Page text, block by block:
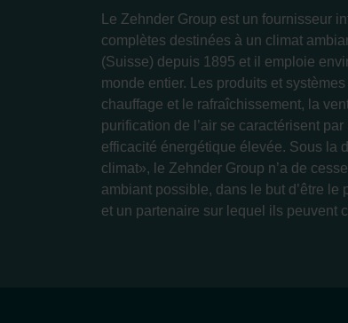
Le Zehnder Group est un fournisseur
complètes destinées à un climat
(Suisse) depuis 1895 et il emploie
monde entier. Les produits et
chauffage et le rafraîchissement, la
purification de l’air se caractérisent
efficacité énergétique élevée. Sous la
climat», le Zehnder Group n’a de
ambiant possible, dans le but d’être
et un partenaire sur lequel ils peuvent